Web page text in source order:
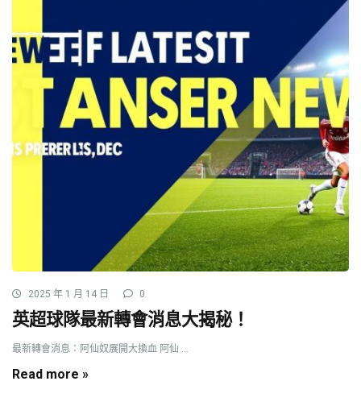
2025 年 1 月 14 日 0
英超球隊最新轉會消息大揭秘！
最新轉會消息：阿仙奴展開大換血 阿仙 ...
Read more »